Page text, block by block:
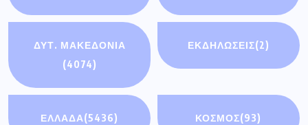
ΔΥΤ. ΜΑΚΕΔΟΝΙΑ
(4074)
ΕΚΔΗΛΩΣΕΙΣ(2)
ΕΛΛΑΔΑ(5436) ΚΟΣΜΟΣ(93)